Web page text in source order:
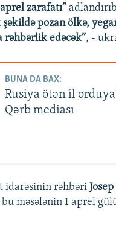
zarafatı”
pozan ölkə,
edəcək”, -
BUNA DA BAX:
Rusiya ötən il
Qərb mediası
idarəsinin rəhbəri
məsələnin 1 aprel